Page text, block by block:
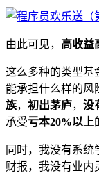
由此可见， 高收益
这么多种的类型基
能承担什么样的风
族， 初出茅庐， 没
承受亏本20%以上
同时，我没有系
财报，我没有业内